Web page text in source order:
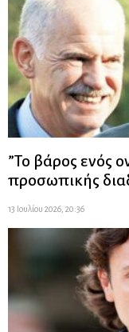
”Το βάρος ενός
προσωπικής
13 Ιουλίου 2026, 20:36